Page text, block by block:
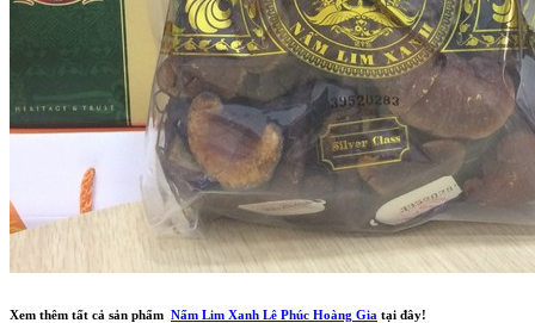
Xem thêm tất cả sản phẩm Nấm Lim Xanh Lê Phúc Hoàng Gia tại đây!